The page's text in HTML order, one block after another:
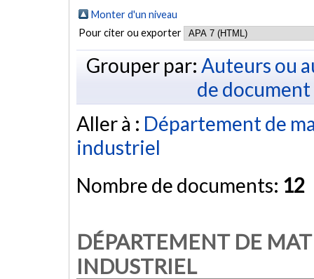
Monter d'un niveau
Pour citer ou exporter
Grouper par: Auteurs ou
de document
Aller à : Département de
industriel
Nombre de documents: 12
DÉPARTEMENT DE
INDUSTRIEL